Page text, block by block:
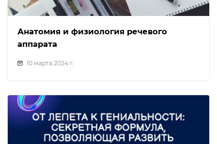
Анатомия и физиология речевого
аппарата
10 марта 2024 г.